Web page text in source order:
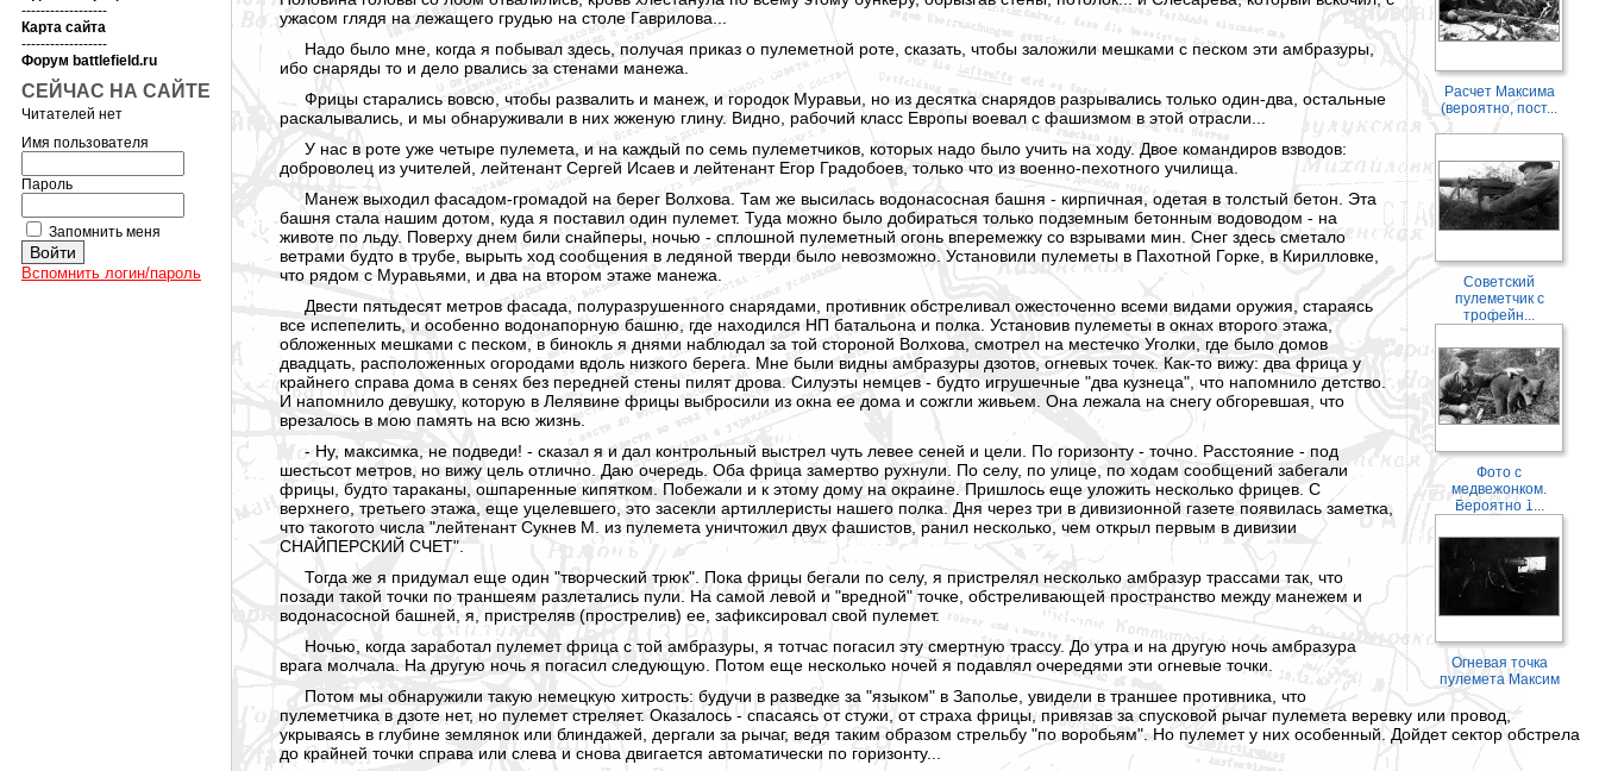
------------------
Карта сайта
------------------
Форум battlefield.ru
СЕЙЧАС НА САЙТЕ
Читателей нет
Имя пользователя
Пароль
Запомнить меня
Вспомнить логин/пароль
Расчет Максима
(вероятно, пост...
Советский
пулеметчик с
трофейн...
Фото с
медвежонком.
Вероятно 1...
Огневая точка
пулемета Максим
ужасом глядя на лежащего грудью на столе Гаврилова...
Надо было мне, когда я побывал здесь, получая приказ о пулеметной роте, сказать, чтобы заложили мешками с песком эти амбразуры,
ибо снаряды то и дело рвались за стенами манежа.
Фрицы старались вовсю, чтобы развалить и манеж, и городок Муравьи, но из десятка снарядов разрывались только один-два, остальные
раскалывались, и мы обнаруживали в них жженую глину. Видно, рабочий класс Европы воевал с фашизмом в этой отрасли...
У нас в роте уже четыре пулемета, и на каждый по семь пулеметчиков, которых надо было учить на ходу. Двое командиров взводов:
доброволец из учителей, лейтенант Сергей Исаев и лейтенант Егор Градобоев, только что из военно-пехотного училища.
Манеж выходил фасадом-громадой на берег Волхова. Там же высилась водонасосная башня - кирпичная, одетая в толстый бетон. Эта
башня стала нашим дотом, куда я поставил один пулемет. Туда можно было добираться только подземным бетонным водоводом - на
животе по льду. Поверху днем били снайперы, ночью - сплошной пулеметный огонь вперемежку со взрывами мин. Снег здесь сметало
ветрами будто в трубе, вырыть ход сообщения в ледяной тверди было невозможно. Установили пулеметы в Пахотной Горке, в Кирилловке,
что рядом с Муравьями, и два на втором этаже манежа.
Двести пятьдесят метров фасада, полуразрушенного снарядами, противник обстреливал ожесточенно всеми видами оружия, стараясь
все испепелить, и особенно водонапорную башню, где находился НП батальона и полка. Установив пулеметы в окнах второго этажа,
обложенных мешками с песком, в бинокль я днями наблюдал за той стороной Волхова, смотрел на местечко Уголки, где было домов
двадцать, расположенных огородами вдоль низкого берега. Мне были видны амбразуры дзотов, огневых точек. Как-то вижу: два фрица у
крайнего справа дома в сенях без передней стены пилят дрова. Силуэты немцев - будто игрушечные "два кузнеца", что напомнило детство.
И напомнило девушку, которую в Лелявине фрицы выбросили из окна ее дома и сожгли живьем. Она лежала на снегу обгоревшая, что
врезалось в мою память на всю жизнь.
- Ну, максимка, не подведи! - сказал я и дал контрольный выстрел чуть левее сеней и цели. По горизонту - точно. Расстояние - под
шестьсот метров, но вижу цель отлично. Даю очередь. Оба фрица замертво рухнули. По селу, по улице, по ходам сообщений забегали
фрицы, будто тараканы, ошпаренные кипятком. Побежали и к этому дому на окраине. Пришлось еще уложить несколько фрицев. С
верхнего, третьего этажа, еще уцелевшего, это засекли артиллеристы нашего полка. Дня через три в дивизионной газете появилась заметка,
что такогото числа "лейтенант Сукнев М. из пулемета уничтожил двух фашистов, ранил несколько, чем открыл первым в дивизии
СНАЙПЕРСКИЙ СЧЕТ".
Тогда же я придумал еще один "творческий трюк". Пока фрицы бегали по селу, я пристрелял несколько амбразур трассами так, что
позади такой точки по траншеям разлетались пули. На самой левой и "вредной" точке, обстреливающей пространство между манежем и
водонасосной башней, я, пристреляв (прострелив) ее, зафиксировал свой пулемет.
Ночью, когда заработал пулемет фрица с той амбразуры, я тотчас погасил эту смертную трассу. До утра и на другую ночь амбразура
врага молчала. На другую ночь я погасил следующую. Потом еще несколько ночей я подавлял очередями эти огневые точки.
Потом мы обнаружили такую немецкую хитрость: будучи в разведке за "языком" в Заполье, увидели в траншее противника, что
пулеметчика в дзоте нет, но пулемет стреляет. Оказалось - спасаясь от стужи, от страха фрицы, привязав за спусковой рычаг пулемета веревку или провод,
укрываясь в глубине землянок или блиндажей, дергали за рычаг, ведя таким образом стрельбу "по воробьям". Но пулемет у них особенный. Дойдет сектор обстрела
до крайней точки справа или слева и снова двигается автоматически по горизонту...